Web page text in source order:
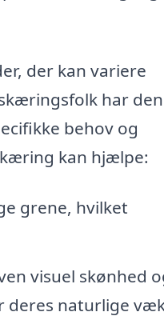
der kan variere
har den
behov og
kan hjælpe:
grene, hvilket
visuel skønhed
deres naturlige